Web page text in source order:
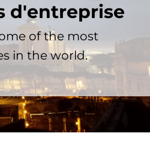
d'entreprise
of the most
in the world.